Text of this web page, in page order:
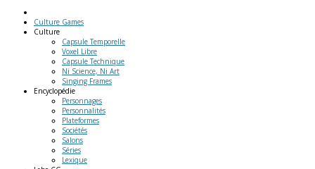
Culture Games
Culture
Capsule Temporelle
Voxel Libre
Capsule Technique
Ni Science, Ni Art
Singing Frames
Encyclopédie
Personnages
Personnalités
Plateformes
Sociétés
Salons
Séries
Lexique